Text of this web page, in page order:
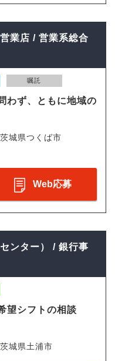
業店 / 営業系総合
嘱託
わず、ともに地域の
茨城県つくば市
Web応募
ンター） / 銀行事
望シフトの相談
茨城県土浦市